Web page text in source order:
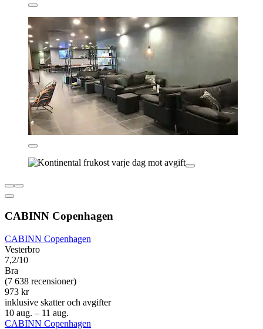
CABINN Copenhagen
CABINN Copenhagen
Vesterbro
7,2/10
Bra
(7 638 recensioner)
973 kr
inklusive skatter och avgifter
10 aug. – 11 aug.
CABINN Copenhagen